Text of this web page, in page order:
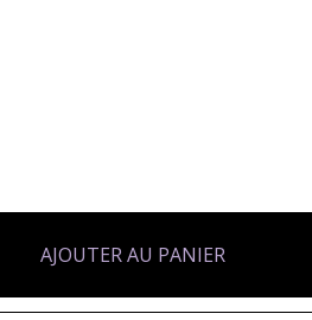
AJOUTER AU PANIER